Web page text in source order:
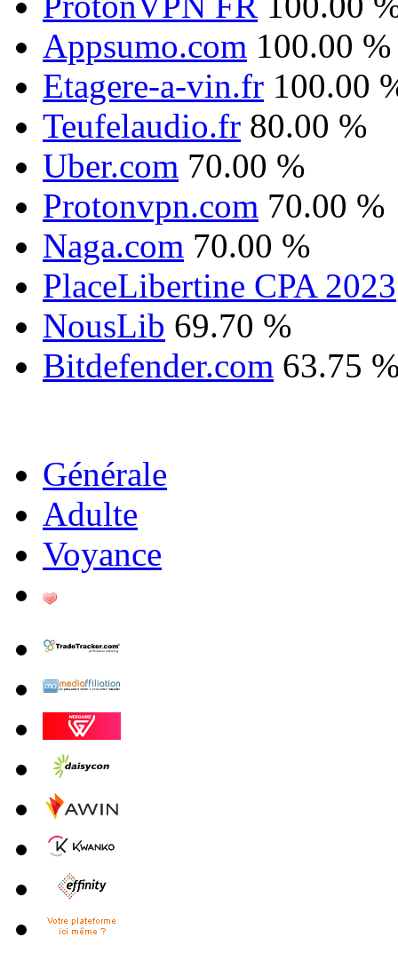
Appsumo.com 100.00 %
Etagere-a-vin.fr 100.00
Teufelaudio.fr 80.00 %
Uber.com 70.00 %
Protonvpn.com 70.00 %
Naga.com 70.00 %
PlaceLibertine CPA 2023
NousLib 69.70 %
Bitdefender.com 63.75
Générale
Adulte
Voyance